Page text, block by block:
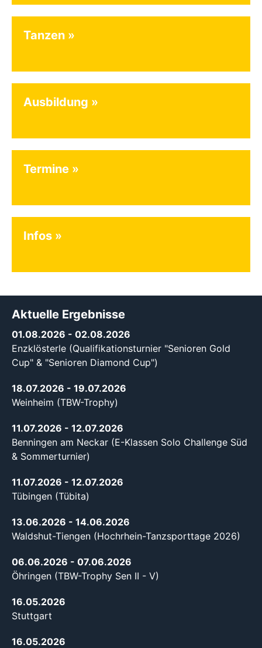
Tanzen
Ausbildung
Termine
Infos
Aktuelle Ergebnisse
01.08.2026 - 02.08.2026
Enzklösterle (Qualifikationsturnier "Senioren Gold
Cup" & "Senioren Diamond Cup")
18.07.2026 - 19.07.2026
Weinheim (TBW-Trophy)
11.07.2026 - 12.07.2026
Benningen am Neckar (E-Klassen Solo Challenge Süd
& Sommerturnier)
11.07.2026 - 12.07.2026
Tübingen (Tübita)
13.06.2026 - 14.06.2026
Waldshut-Tiengen (Hochrhein-Tanzsporttage 2026)
06.06.2026 - 07.06.2026
Öhringen (TBW-Trophy Sen II - V)
16.05.2026
Stuttgart
16.05.2026